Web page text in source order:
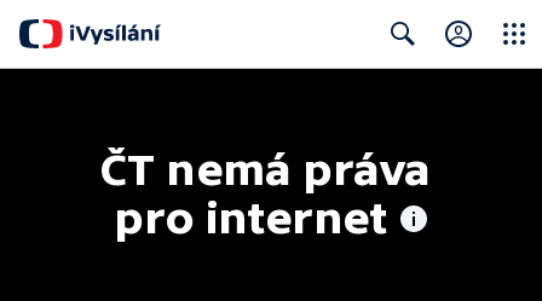
ČT nemá práva
pro internet